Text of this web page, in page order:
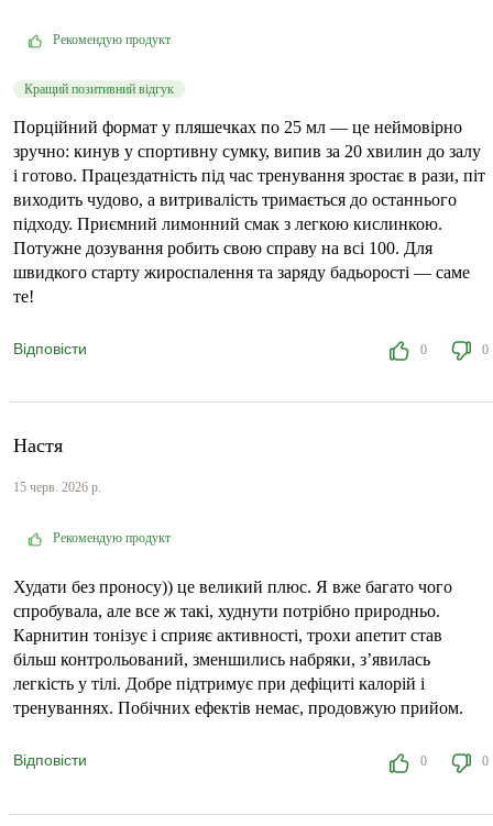
Рекомендую продукт
Кращий позитивний відгук
Порційний формат у пляшечках по 25 мл — це неймовірно
зручно: кинув у спортивну сумку, випив за 20 хвилин до залу
і готово. Працездатність під час тренування зростає в рази, піт
виходить чудово, а витривалість тримається до останнього
підходу. Приємний лимонний смак з легкою кислинкою.
Потужне дозування робить свою справу на всі 100. Для
швидкого старту жироспалення та заряду бадьорості — саме
те!
Відповісти 0 0
Настя
15 черв. 2026 р.
Рекомендую продукт
Худати без проносу)) це великий плюс. Я вже багато чого
спробувала, але все ж такі, худнути потрібно природньо.
Карнитин тонізує і сприяє активності, трохи апетит став
більш контрольований, зменшились набряки, з’явилась
легкість у тілі. Добре підтримує при дефіциті калорій і
тренуваннях. Побічних ефектів немає, продовжую прийом.
Відповісти 0 0